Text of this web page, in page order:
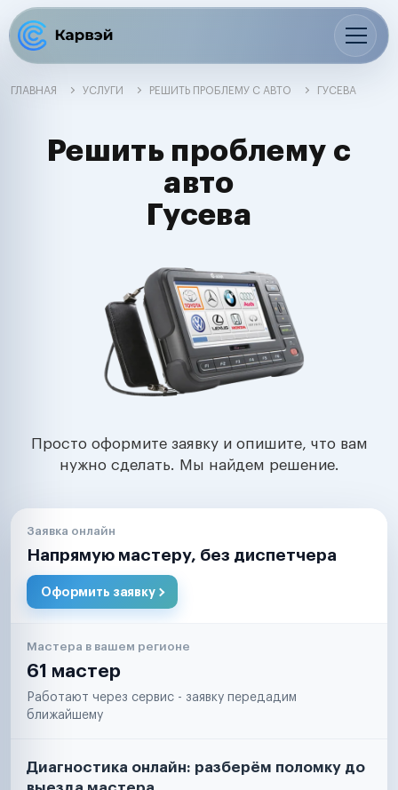
ГЛАВНАЯ УСЛУГИ РЕШИТЬ ПРОБЛЕМУ С АВТО ГУСЕВА
Решить проблему с
авто
Гусева
Просто оформите заявку и опишите, что вам
нужно сделать. Мы найдем решение.
Заявка онлайн
Напрямую мастеру, без диспетчера
Оформить заявку
Мастера в вашем регионе
61 мастер
Работают через сервис - заявку передадим
ближайшему
Диагностика онлайн: разберём поломку до